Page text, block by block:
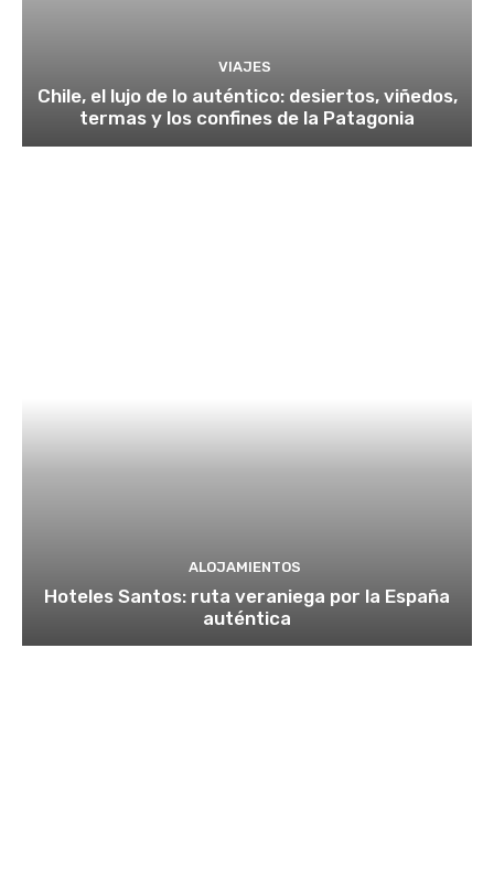
VIAJES
Chile, el lujo de lo auténtico: desiertos, viñedos,
termas y los confines de la Patagonia
ALOJAMIENTOS
Hoteles Santos: ruta veraniega por la España
auténtica